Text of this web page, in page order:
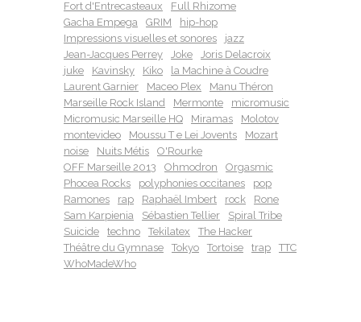
Fort d'Entrecasteaux
Full Rhizome
Gacha Empega
GRIM
hip-hop
Impressions visuelles et sonores
jazz
Jean-Jacques Perrey
Joke
Joris Delacroix
juke
Kavinsky Kiko
la Machine à Coudre
Laurent Garnier
Maceo Plex
Manu Théron
Marseille Rock Island
Mermonte
micromusic
Micromusic Marseille HQ
Miramas
Molotov
montevideo
Moussu T e Lei Jovents
Mozart
noise
Nuits Métis
O'Rourke
OFF Marseille 2013
Ohmodron
Orgasmic
Phocea Rocks
polyphonies occitanes
pop
Ramones
rap Raphaël Imbert rock
Rone
Sam Karpienia
Sébastien Tellier
Spiral Tribe
Suicide
techno Tekilatex
The Hacker
Théâtre du Gymnase
Tokyo Tortoise trap
TTC
WhoMadeWho